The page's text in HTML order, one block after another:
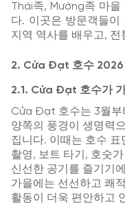
Thái족, Mường족 마을
다. 이곳은 방문객들
지역 역사를 배우고,
2. Cửa Đạt 호수 2026
2.1. Cửa Đạt 호수가
Cửa Đạt 호수는 3월부
양쪽의 풍경이 생명력
집니다. 이때는 호수
촬영, 보트 타기, 호숫
신선한 공기를 즐기기
가을에는 선선하고 쾌
활동이 더욱 편안하고